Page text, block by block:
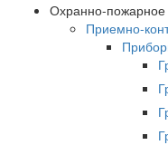
Охранно-пожарное
Приемно-